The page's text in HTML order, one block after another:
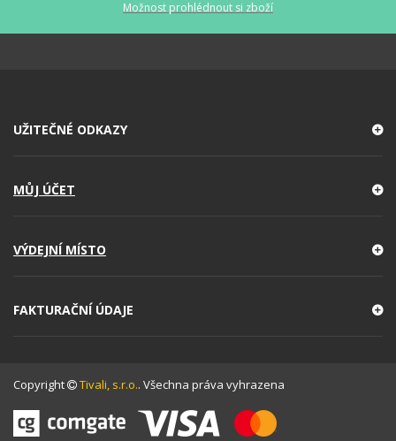
Možnost prohlédnout si zboží
UŽITEČNÉ ODKAZY
MŮJ ÚČET
VÝDEJNÍ MÍSTO
FAKTURAČNÍ ÚDAJE
Copyright Tivali, s.r.o.. Všechna práva vyhrazena